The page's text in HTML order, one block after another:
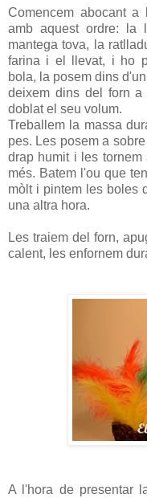
Comencem abocant a
amb aquest ordre: la
mantega tova, la
farina i el llevat, i ho
bola, la posem dins
deixem dins del forn
doblat el seu volum.
Treballem la massa
pes. Les posem a
drap humit i les
més. Batem l'ou que
mòlt i pintem les boles
una altra hora.
Les traiem del forn,
calent, les enfornem
A l'hora de presentar